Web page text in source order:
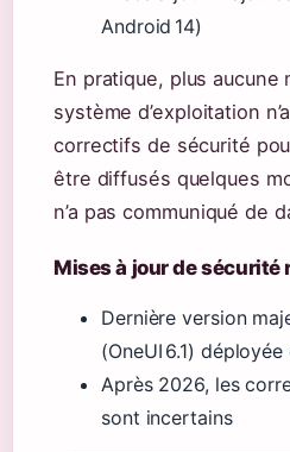
Android 14)
En pratique, plus aucune
système d’exploitation
correctifs de sécurité
être diffusés quelques
n’a pas communiqué de
Mises à jour de sécurité
Dernière version
(OneUI 6.1)
Après 2026, les
sont incertains